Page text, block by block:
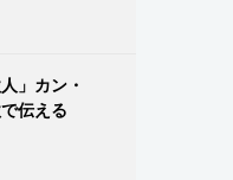
」カン・
伝える